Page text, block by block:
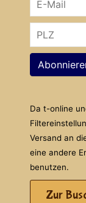
Da t-online
Versand an
eine andere
benutzen.
Zur